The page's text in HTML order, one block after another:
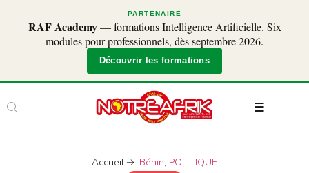
PARTENAIRE
RAF Academy— formations Intelligence Artificielle. Six
modules pour professionnels, dès septembre 2026.
Découvrir les formations
Accueil Bénin, POLITIQUE